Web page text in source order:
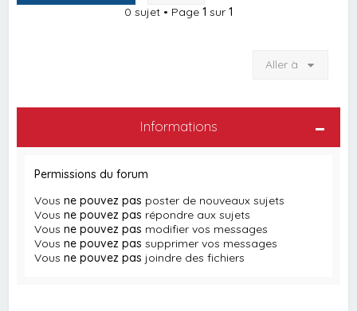
0 sujet • Page 1 sur 1
Aller à
Informations
Permissions du forum
Vousne pouvez pas poster de nouveaux sujets
Vousne pouvez pas répondre aux sujets
Vousne pouvez pas modifier vos messages
Vousne pouvez pas supprimer vos messages
Vousne pouvez pas joindre des fichiers